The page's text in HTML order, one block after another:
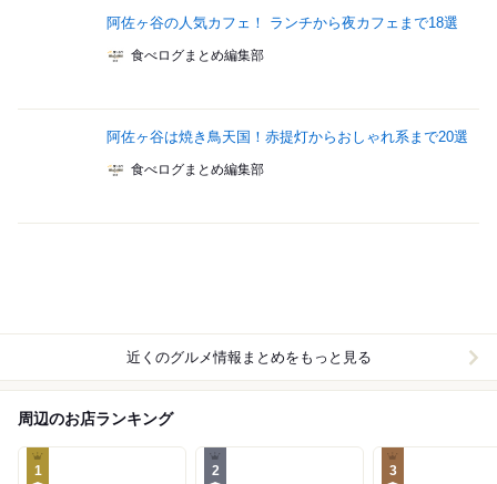
阿佐ヶ谷の人気カフェ！ ランチから夜カフェまで18選
食べログまとめ編集部
阿佐ヶ谷は焼き鳥天国！赤提灯からおしゃれ系まで20選
食べログまとめ編集部
近くのグルメ情報まとめをもっと見る
周辺のお店ランキング
1 2 3